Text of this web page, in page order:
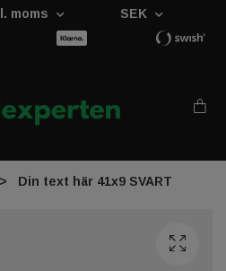
moms SEK
Din text här 41x9 SVART